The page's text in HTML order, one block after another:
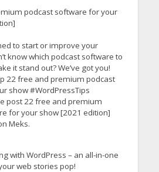
podcast software for your
to start or improve your
know which podcast software to
it stand out? We’ve got you!
22 free and premium podcast
show #WordPressTips
post 22 free and premium
for your show [2021 edition]
Meks.
with WordPress – an all-in-one
web stories pop!